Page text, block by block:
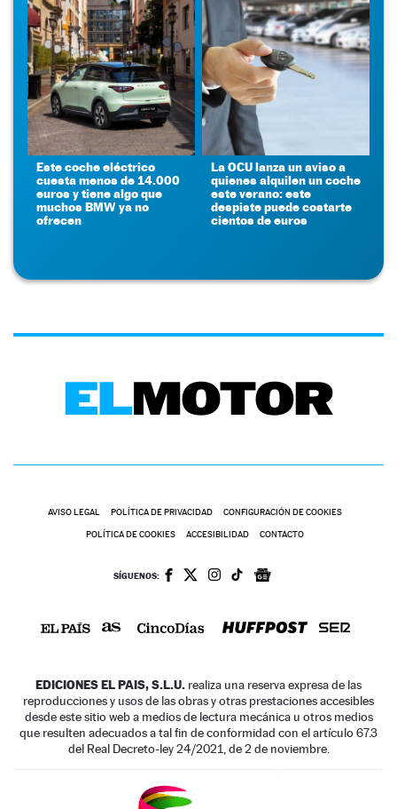
Este coche eléctrico
cuesta menos de 14.000
euros y tiene algo que
muchos BMW ya no
ofrecen
La OCU lanza un aviso a
quienes alquilen un coche
este verano: este
despiste puede costarte
cientos de euros
AVISO LEGAL POLÍTICA DE PRIVACIDAD CONFIGURACIÓN DE COOKIES
POLÍTICA DE COOKIES ACCESIBILIDAD CONTACTO
SÍGUENOS:
EDICIONES EL PAIS, S.L.U. realiza una reserva expresa de las
reproducciones y usos de las obras y otras prestaciones accesibles
desde este sitio web a medios de lectura mecánica u otros medios
que resulten adecuados a tal fin de conformidad con el artículo 67.3
del Real Decreto-ley 24/2021, de 2 de noviembre.